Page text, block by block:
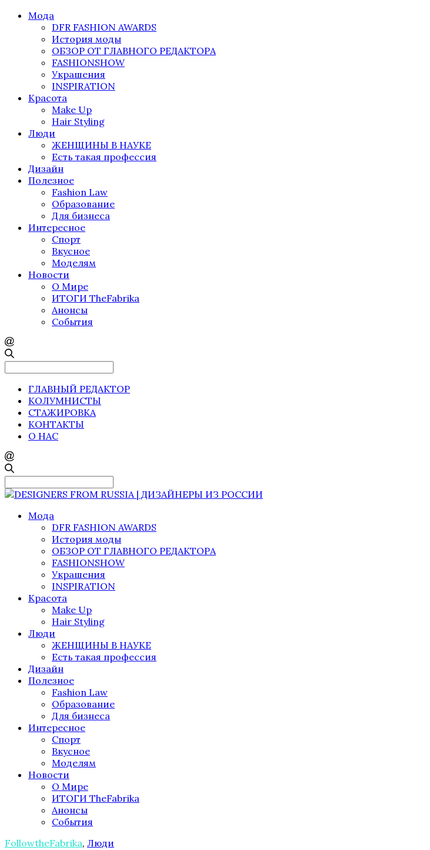
Мода
DFR FASHION AWARDS
История моды
ОБЗОР ОТ ГЛАВНОГО РЕДАКТОРА
FASHIONSHOW
Украшения
INSPIRATION
Красота
Make Up
Hair Styling
Люди
ЖЕНЩИНЫ В НАУКЕ
Есть такая профессия
Дизайн
Полезное
Fashion Law
Образование
Для бизнеса
Интересное
Спорт
Вкусное
Моделям
Новости
О Мире
ИТОГИ TheFabrika
Анонсы
События
ГЛАВНЫЙ РЕДАКТОР
КОЛУМНИСТЫ
СТАЖИРОВКА
КОНТАКТЫ
О НАС
Search
for:
Мода
DFR FASHION AWARDS
История моды
ОБЗОР ОТ ГЛАВНОГО РЕДАКТОРА
FASHIONSHOW
Украшения
INSPIRATION
Красота
Make Up
Hair Styling
Люди
ЖЕНЩИНЫ В НАУКЕ
Есть такая профессия
Дизайн
Полезное
Fashion Law
Образование
Для бизнеса
Интересное
Спорт
Вкусное
Моделям
Новости
О Мире
ИТОГИ TheFabrika
Анонсы
События
FollowtheFabrika, Люди